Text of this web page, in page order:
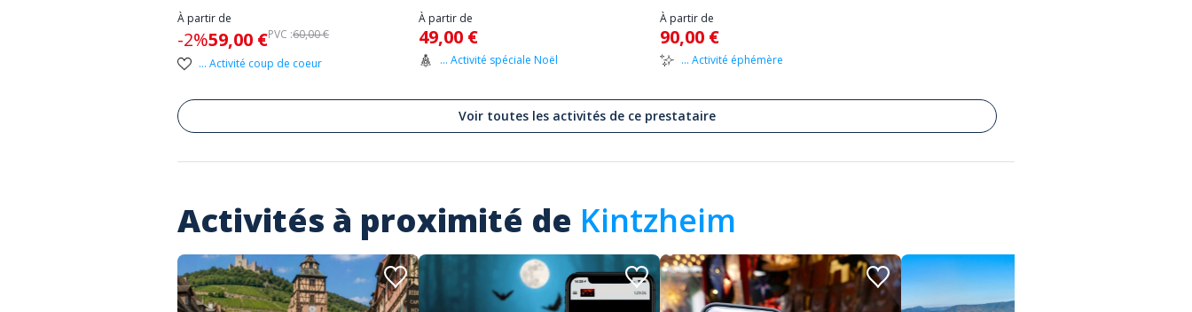
À partir de
-2%59,00 €PVC :60,00 €
... Activité coup de coeur
À partir de
49,00 €
... Activité spéciale Noël
À partir de
90,00 €
... Activité éphémère
Voir toutes les activités de ce prestataire
Activités à proximité de Kintzheim